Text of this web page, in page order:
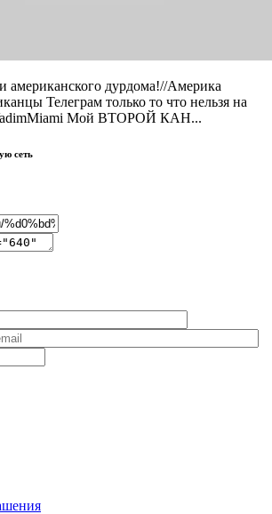
американского дурдома!//Америка
Телеграм только то что нельзя на
Мой ВТОРОЙ КАН...
сеть